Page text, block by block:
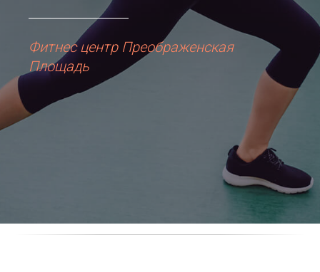
Фитнес центр Преображенская
Площадь